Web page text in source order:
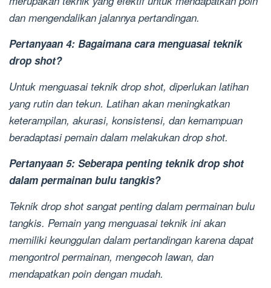
dan mengendalikan jalannya pertandingan.
Pertanyaan 4: Bagaimana cara menguasai teknik
drop shot?
Untuk menguasai teknik drop shot, diperlukan latihan
yang rutin dan tekun. Latihan akan meningkatkan
keterampilan, akurasi, konsistensi, dan kemampuan
beradaptasi pemain dalam melakukan drop shot.
Pertanyaan 5: Seberapa penting teknik drop shot
dalam permainan bulu tangkis?
Teknik drop shot sangat penting dalam permainan bulu
tangkis. Pemain yang menguasai teknik ini akan
memiliki keunggulan dalam pertandingan karena dapat
mengontrol permainan, mengecoh lawan, dan
mendapatkan poin dengan mudah.